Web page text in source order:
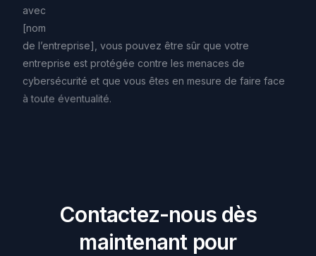
avec
[nom
de l’entreprise], vous pouvez être sûr que votre
entreprise est protégée contre les menaces de
cybersécurité et que vous êtes en mesure de faire face
à toute éventualité.
Contactez-nous dès
maintenant pour